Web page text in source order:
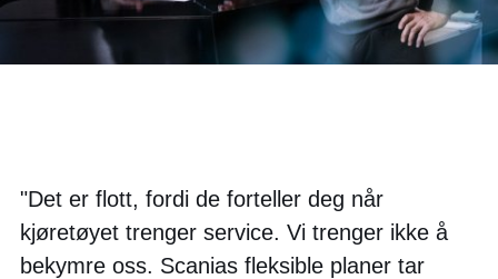
"Det er flott, fordi de forteller deg når
kjøretøyet trenger service. Vi trenger ikke å
bekymre oss. Scanias fleksible planer tar